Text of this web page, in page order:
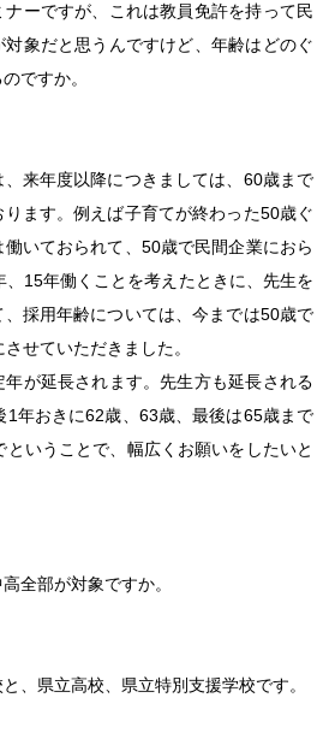
ーですが、これは教員免許を持って民
象だと思うんですけど、年齢はどのぐ
ですか。
来年度以降につきましては、60歳まで
ます。例えば子育てが終わった50歳ぐ
いておられて、50歳で民間企業におら
15年働くことを考えたときに、先生を
、採用年齢については、今までは50歳で
せていただきました。
年が延長されます。先生方も延長される
1年おきに62歳、63歳、最後は65歳まで
いうことで、幅広くお願いをしたいと
全部が対象ですか。
、県立高校、県立特別支援学校です。